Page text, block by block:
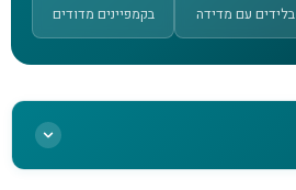
בלידים עם מדידה
בקמפיינים מדודים